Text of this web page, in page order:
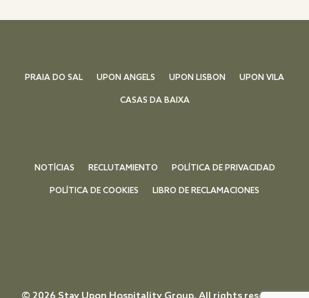
PRAIA DO SAL UPON ANGELS UPON LISBON UPON VILA
CASAS DA BAIXA
NOTÍCIAS RECLUTAMIENTO POLÍTICA DE PRIVACIDAD
POLÍTICA DE COOKIES LIBRO DE RECLAMACIONES